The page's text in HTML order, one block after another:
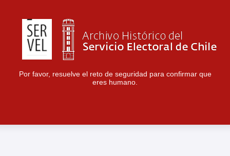
Por favor, resuelve el reto de seguridad para confirmar que
eres humano.